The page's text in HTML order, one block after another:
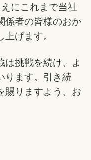
にこれまで当社
係者の皆様のおか
げます。
は挑戦を続け、よ
ります。引き続
賜りますよう、お